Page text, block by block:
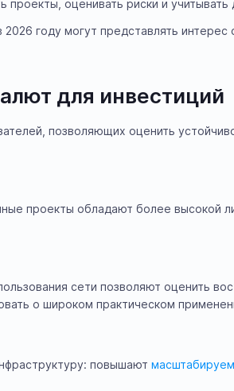
оценивать риски и
году могут представлять интерес
для инвестиций
позволяющих оценить
проекты обладают более высокой
сети позволяют оценить
о широком практическом
повышают